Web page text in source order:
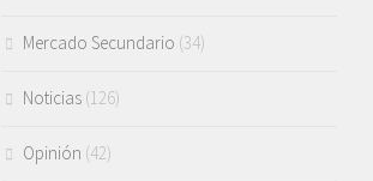
Mercado Secundario (34)
Noticias (126)
Opinión (42)